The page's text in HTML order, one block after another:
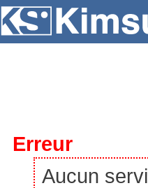
Erreur
Aucun